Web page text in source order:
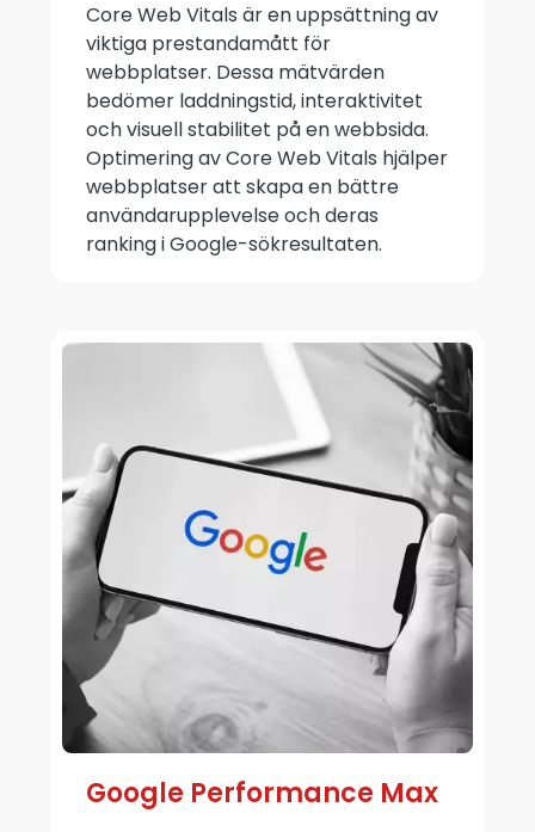
Core Web Vitals är en uppsättning av
viktiga prestandamått för
webbplatser. Dessa mätvärden
bedömer laddningstid, interaktivitet
och visuell stabilitet på en webbsida.
Optimering av Core Web Vitals hjälper
webbplatser att skapa en bättre
användarupplevelse och deras
ranking i Google-sökresultaten.
Google Performance Max